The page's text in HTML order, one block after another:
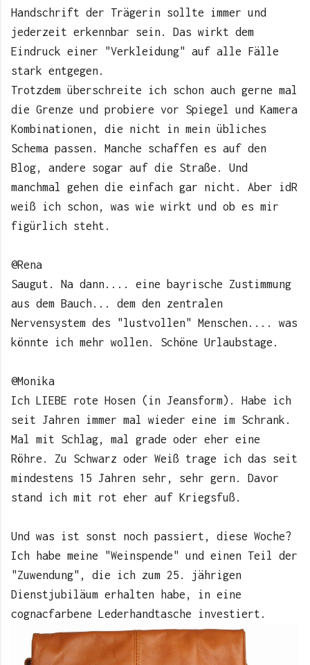
Handschrift der Trägerin sollte immer und
jederzeit erkennbar sein. Das wirkt dem
Eindruck einer "Verkleidung" auf alle Fälle
stark entgegen.
Trotzdem überschreite ich schon auch gerne mal
die Grenze und probiere vor Spiegel und Kamera
Kombinationen, die nicht in mein übliches
Schema passen. Manche schaffen es auf den
Blog, andere sogar auf die Straße. Und
manchmal gehen die einfach gar nicht. Aber idR
weiß ich schon, was wie wirkt und ob es mir
figürlich steht.
@Rena
Saugut. Na dann.... eine bayrische Zustimmung
aus dem Bauch... dem den zentralen
Nervensystem des "lustvollen" Menschen.... was
könnte ich mehr wollen. Schöne Urlaubstage.
@Monika
Ich LIEBE rote Hosen (in Jeansform). Habe ich
seit Jahren immer mal wieder eine im Schrank.
Mal mit Schlag, mal grade oder eher eine
Röhre. Zu Schwarz oder Weiß trage ich das seit
mindestens 15 Jahren sehr, sehr gern. Davor
stand ich mit rot eher auf Kriegsfuß.
Und was ist sonst noch passiert, diese Woche?
Ich habe meine "Weinspende" und einen Teil der
"Zuwendung", die ich zum 25. jährigen
Dienstjubiläum erhalten habe, in eine
cognacfarbene Lederhandtasche investiert.